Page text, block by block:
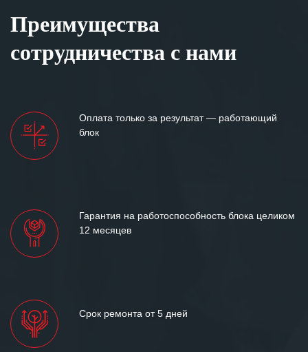
Преимущества
сотрудничества с нами
Оплата только за результат — работающий
блок
Гарантия на работоспособность блока целиком
12 месяцев
Срок ремонта от 5 дней